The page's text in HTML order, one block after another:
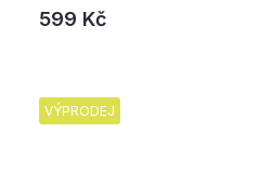
599 Kč
VÝPRODEJ